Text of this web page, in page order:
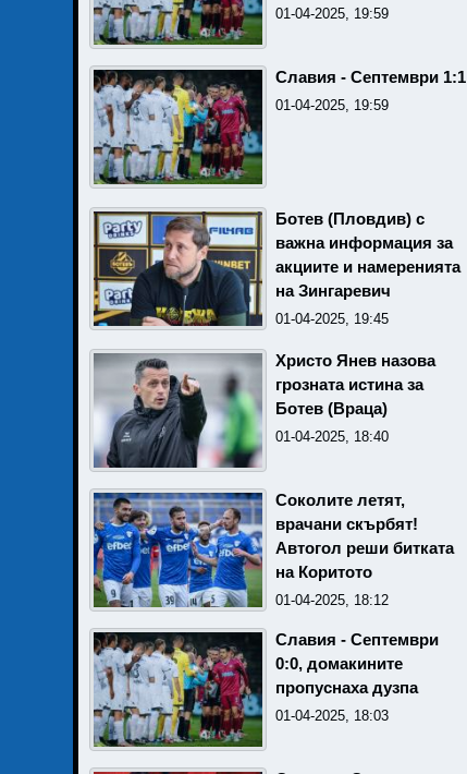
01-04-2025, 19:59
Славия - Септември 1:1
01-04-2025, 19:59
Ботев (Пловдив) с
важна информация за
акциите и намеренията
на Зингаревич
01-04-2025, 19:45
Христо Янев назова
грозната истина за
Ботев (Враца)
01-04-2025, 18:40
Соколите летят,
врачани скърбят!
Автогол реши битката
на Коритото
01-04-2025, 18:12
Славия - Септември
0:0, домакините
пропуснаха дузпа
01-04-2025, 18:03